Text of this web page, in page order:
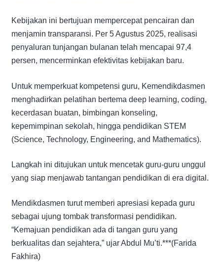
Kebijakan ini bertujuan mempercepat pencairan dan
menjamin transparansi. Per 5 Agustus 2025, realisasi
penyaluran tunjangan bulanan telah mencapai 97,4
persen, mencerminkan efektivitas kebijakan baru.
Untuk memperkuat kompetensi guru, Kemendikdasmen
menghadirkan pelatihan bertema deep learning, coding,
kecerdasan buatan, bimbingan konseling,
kepemimpinan sekolah, hingga pendidikan STEM
(Science, Technology, Engineering, and Mathematics).
Langkah ini ditujukan untuk mencetak guru-guru unggul
yang siap menjawab tantangan pendidikan di era digital.
Mendikdasmen turut memberi apresiasi kepada guru
sebagai ujung tombak transformasi pendidikan.
“Kemajuan pendidikan ada di tangan guru yang
berkualitas dan sejahtera,” ujar Abdul Mu’ti.***(Farida
Fakhira)